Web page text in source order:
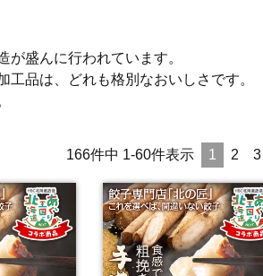
盛んに行われています。
品は、どれも格別なおいしさです。
166件中 1-60件表示 1 2 3